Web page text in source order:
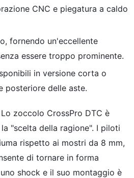
CNC e piegatura a caldo
fornendo un'eccellente
essere troppo prominente.
in versione corta o
posteriore delle aste.
Lo zoccolo CrossPro DTC è
"scelta della ragione". I piloti
rispetto ai mostri da 8 mm,
di tornare in forma
shock e il suo montaggio è